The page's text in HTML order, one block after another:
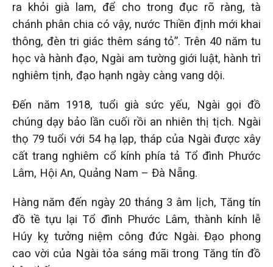
ra khỏi già lam, để cho trong đục rõ ràng, tà
chánh phân chia có vậy, nước Thiền định mới khai
thông, đèn tri giác thêm sáng tỏ”. Trên 40 năm tu
học và hành đạo, Ngài am tường giới luật, hành trì
nghiêm tịnh, đạo hạnh ngày càng vang dội.
Đến năm 1918, tuổi già sức yếu, Ngài gọi đồ
chúng dạy bảo lần cuối rồi an nhiên thị tịch. Ngài
thọ 79 tuổi với 54 hạ lạp, tháp của Ngài được xây
cất trang nghiêm cổ kính phía tả Tổ đình Phước
Lâm, Hội An, Quảng Nam – Đà Nẵng.
Hàng năm đến ngày 20 tháng 3 âm lịch, Tăng tín
đồ tề tựu lại Tổ đình Phước Lâm, thành kính lễ
Húy kỵ tưởng niệm công đức Ngài. Đạo phong
cao vời của Ngài tỏa sáng mãi trong Tăng tín đồ